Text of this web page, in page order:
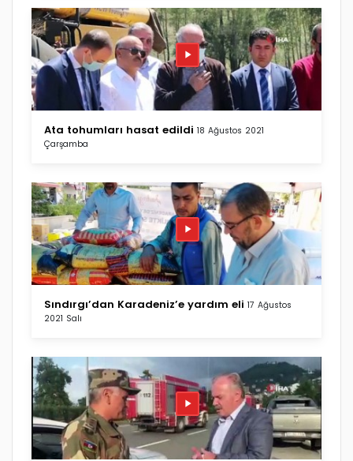
Ata tohumları hasat edildi 18 Ağustos 2021
Çarşamba
Sındırgı’dan Karadeniz’e yardım eli 17 Ağustos
2021 Salı